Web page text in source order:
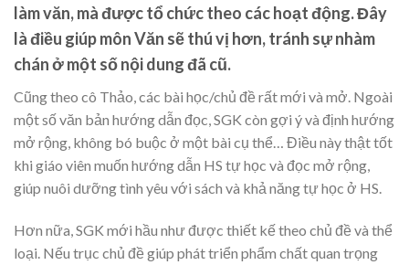
làm văn, mà được tổ chức theo các hoạt động. Đây
là điều giúp môn Văn sẽ thú vị hơn, tránh sự nhàm
chán ở một số nội dung đã cũ.
Cũng theo cô Thảo, các bài học/chủ đề rất mới và mở. Ngoài
một số văn bản hướng dẫn đọc, SGK còn gợi ý và định hướng
mở rộng, không bó buộc ở một bài cụ thể… Điều này thật tốt
khi giáo viên muốn hướng dẫn HS tự học và đọc mở rộng,
giúp nuôi dưỡng tình yêu với sách và khả năng tự học ở HS.
Hơn nữa, SGK mới hầu như được thiết kế theo chủ đề và thể
loại. Nếu trục chủ đề giúp phát triển phẩm chất quan trọng